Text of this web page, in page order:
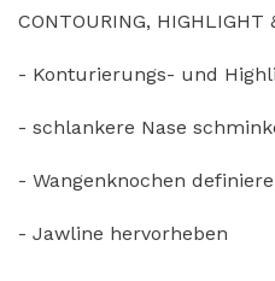
CONTOURING, HIGHLIGHT
- Konturierungs- und
- schlankere Nase
- Wangenknochen
- Jawline hervorheben